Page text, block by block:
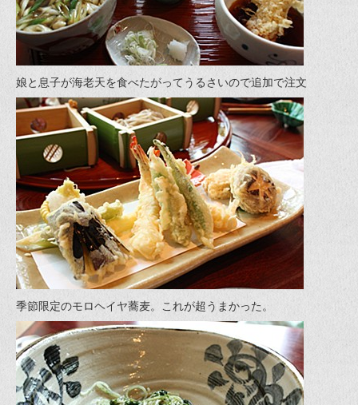
娘と息子が海老天を食べたがってうるさいので追加で注文
季節限定のモロヘイヤ蕎麦。これが超うまかった。